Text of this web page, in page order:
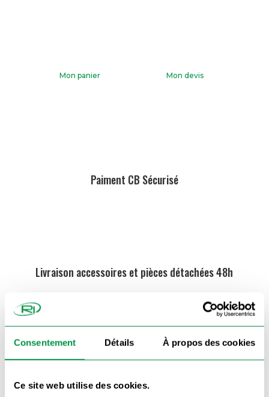
Consentement Détails À propos des cookies
Ce site web utilise des cookies.
Mon panier Mon devis
Paiment CB Sécurisé
Livraison accessoires et pièces détachées 48h
Commande traitée en 24h chrono
On vous rappelle !